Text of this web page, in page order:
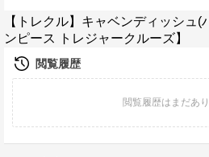
【トレクル】キャベンディッシュ
ンピース トレジャークルーズ】